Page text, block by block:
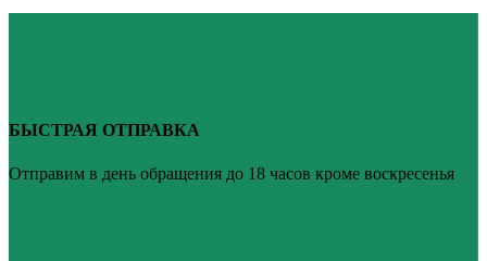
БЫСТРАЯ ОТПРАВКА
Отправим в день обращения до 18 часов кроме воскресенья